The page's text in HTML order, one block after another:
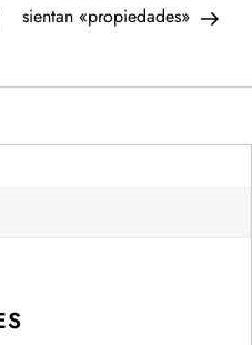
sientan «propiedades»